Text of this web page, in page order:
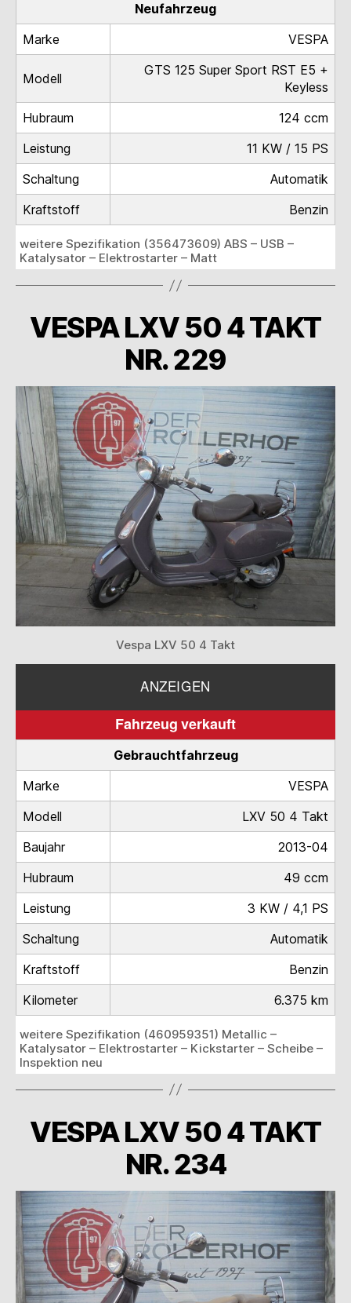
Neufahrzeug
Marke
VESPA
Modell
GTS 125 Super Sport RST E5 +
Keyless
Hubraum
124 ccm
Leistung
11 KW / 15 PS
Schaltung
Automatik
Kraftstoff
Benzin
weitere Spezifikation (356473609) ABS – USB –
Katalysator – Elektrostarter – Matt
VESPA LXV 50 4 TAKT
NR. 229
Vespa LXV 50 4 Takt
ANZEIGEN
Fahrzeug verkauft
Gebrauchtfahrzeug
Marke
VESPA
Modell
LXV 50 4 Takt
Baujahr
2013-04
Hubraum
49 ccm
Leistung
3 KW / 4,1 PS
Schaltung
Automatik
Kraftstoff
Benzin
Kilometer
6.375 km
weitere Spezifikation (460959351) Metallic –
Katalysator – Elektrostarter – Kickstarter – Scheibe –
Inspektion neu
VESPA LXV 50 4 TAKT
NR. 234